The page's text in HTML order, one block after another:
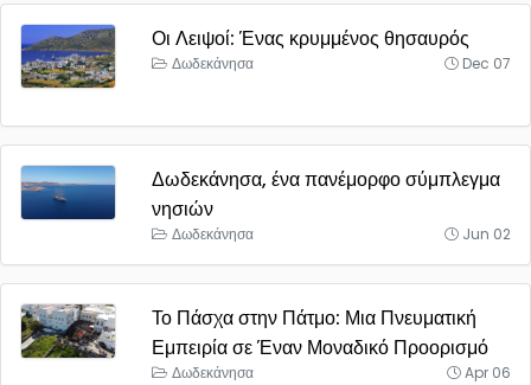
Οι Λειψοί: Ένας κρυμμένος θησαυρός
Δωδεκάνησα Dec 07
Δωδεκάνησα, ένα πανέμορφο σύμπλεγμα
νησιών
Δωδεκάνησα Jun 02
Το Πάσχα στην Πάτμο: Μια Πνευματική
Εμπειρία σε Έναν Μοναδικό Προορισμό
Δωδεκάνησα Apr 06